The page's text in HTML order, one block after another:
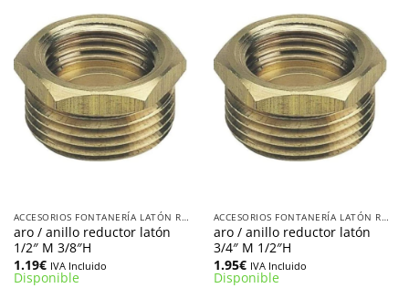
ACCESORIOS FONTANERÍA LATÓN ROSCADOS
aro / anillo reductor latón
1/2″ M 3/8″H
1.19€ IVA Incluido
Disponible
ACCESORIOS FONTANERÍA LATÓN ROSCADOS
aro / anillo reductor latón
3/4″ M 1/2″H
1.95€ IVA Incluido
Disponible